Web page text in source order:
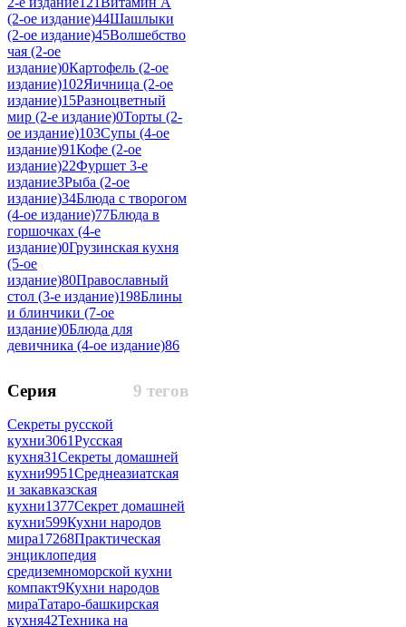
(2-ое издание)44Шашлыки
(2-ое издание)45Волшебство
чая (2-ое
издание)0Картофель (2-ое
издание)102Яичница (2-ое
издание)15Разноцветный
мир (2-е издание)0Торты (2-
ое издание)103Супы (4-ое
издание)91Кофе (2-ое
издание)22Фуршет 3-е
издание3Рыба (2-ое
издание)34Блюда с творогом
(4-ое издание)77Блюда в
горшочках (4-е
издание)0Грузинская кухня
(5-ое
издание)80Православный
стол (3-е издание)198Блины
и блинчики (7-ое
издание)0Блюда для
девичника (4-ое издание)86
9 тегов
Серия
Секреты русской
кухни3061Русская
кухня31Секреты домашней
кухни9951Среднеазиатская
и закавказская
кухни1377Секрет домашней
кухни599Кухни народов
мира17268Практическая
энциклопедия
средиземноморской кухни
компакт9Кухни народов
мираТатаро-башкирская
кухня42Техника на